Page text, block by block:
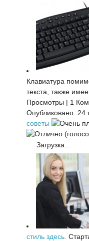
Клавиатура
текста, также
Просмотры | 1
Опубликовано: 24
советы
Загрузка...
стиль здесь.